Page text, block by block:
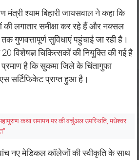
मंत्री श्याम बिहारी जायसवाल ने कहा कि
लगातार समीक्षा कर रहे हैं और नक्सल
गुणवत्तापूर्ण सुविधाएं पहुंचाई जा रही है।
विशेषज्ञ चिकित्सकों की नियुक्ति की गई है
है कि सुकमा जिले के चिंतागुफा
सर्टिफिकेट प्राप्त हुआ है।
कथा समापन पर की वर्चुअल उपस्थिति, मधेश्वर
नए मेडिकल कॉलेजों की स्वीकृति के साथ